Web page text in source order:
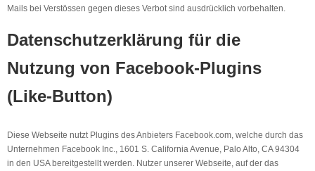
Mails bei Verstössen gegen dieses Verbot sind ausdrücklich vorbehalten.
Datenschutzerklärung für die
Nutzung von Facebook-Plugins
(Like-Button)
Diese Webseite nutzt Plugins des Anbieters Facebook.com, welche durch das
Unternehmen Facebook Inc., 1601 S. California Avenue, Palo Alto, CA 94304
in den USA bereitgestellt werden. Nutzer unserer Webseite, auf der das